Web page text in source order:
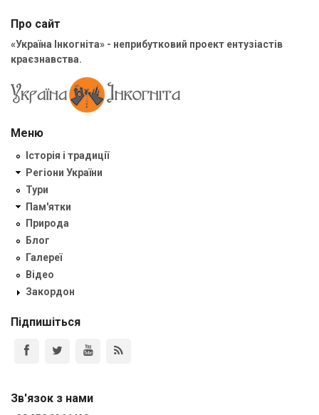
Про сайт
«Україна Інкогніта» - неприбутковий проект ентузіастів
краєзнавства.
Меню
Історія і традиції
Регіони України
Тури
Пам'ятки
Природа
Блог
Галереї
Відео
Закордон
Підпишіться
Зв'язок з нами